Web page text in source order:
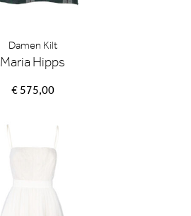
Damen Kilt
Maria Hipps
€ 575,00